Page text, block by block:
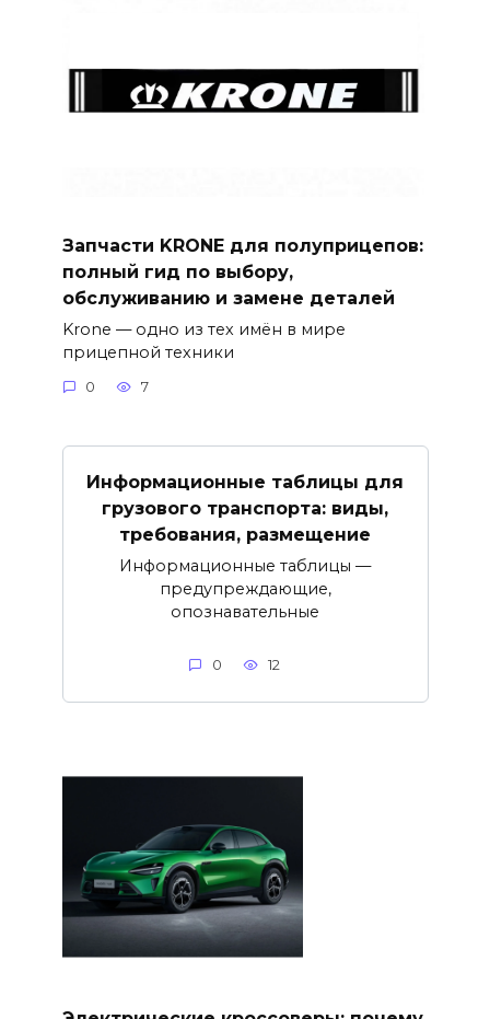
Запчасти KRONE для полуприцепов:
полный гид по выбору,
обслуживанию и замене деталей
Krone — одно из тех имён в мире
прицепной техники
0 7
Информационные таблицы для
грузового транспорта: виды,
требования, размещение
Информационные таблицы —
предупреждающие,
опознавательные
0 12